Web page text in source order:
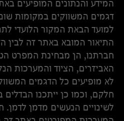
המידע והנתונים המופיעים
דגמים המשווקים במקומות
למועד הבאת המקור הלועדי
התיאור המובא באתר זה לבין
חברתנו, הן מבחינת המפרט
האביזרים, הציוד והמערכות
לא מופיעים כל הדגמים
חלקם, וכמו כן ייתכנו
לשינויים הנעשים מדמן לדמן.